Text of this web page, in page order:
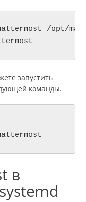
/opt/
запустить
команды.
в